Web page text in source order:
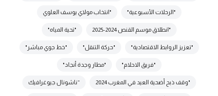
"الرحلات الأسبوعية" "انتخاب مولاي يوسف العلوي
"انطلاق موسم القنص 2024-2025 "تحية المياه"
"تعزيز الروابط الاقتصادية" "حركة التنقل" "خط جوي مباشر"
"فريق الاحلام" "مطار وجدة أنجاد"
"وقف ذبح أضحية العيد في المغرب 2024 “ناشونال جيوغرافيك